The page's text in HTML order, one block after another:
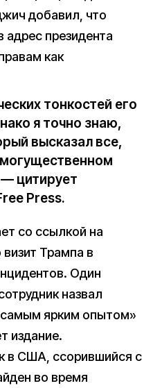
добавил, что
адрес президента
как
тонкостей его
я точно знаю,
высказал все,
— цитирует
Press.
со ссылкой на
Трампа в
Один
назвал
ярким опытом»
издание.
в США, ссорившийся с
во время